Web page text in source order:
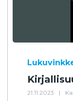
21.11.2023 |